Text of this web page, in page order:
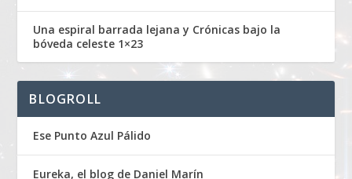
Una espiral barrada lejana y Crónicas bajo la
bóveda celeste 1×23
BLOGROLL
Ese Punto Azul Pálido
Eureka, el blog de Daniel Marín